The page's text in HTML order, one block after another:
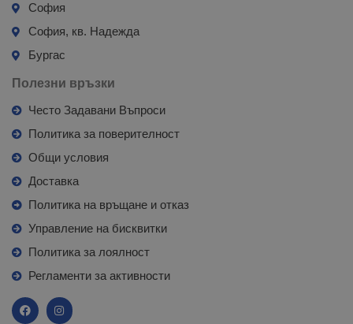
София
София, кв. Надежда
Бургас
Полезни връзки
Често Задавани Въпроси
Политика за поверителност
Общи условия
Доставка
Политика на връщане и отказ
Управление на бисквитки
Политика за лоялност
Регламенти за активности